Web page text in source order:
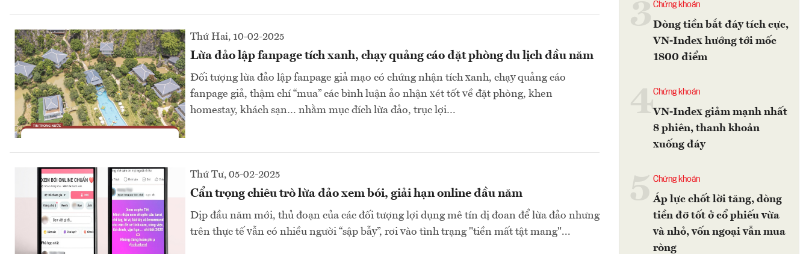
Thứ Hai, 10-02-2025
Lừa đảo lập fanpage tích xanh, chạy quảng cáo đặt phòng du lịch đầu năm
Đối tượng lừa đảo lập fanpage giả mạo có chứng nhận tích xanh, chạy quảng cáo
fanpage giả, thậm chí “mua” các bình luận ảo nhận xét tốt về đặt phòng, khen
homestay, khách sạn… nhằm mục đích lừa đảo, trục lợi…
Thứ Tư, 05-02-2025
Cẩn trọng chiêu trò lừa đảo xem bói, giải hạn online đầu năm
Dịp đầu năm mới, thủ đoạn của các đối tượng lợi dụng mê tín dị đoan để lừa đảo nhưng
trên thực tế vẫn có nhiều người “sập bẫy”, rơi vào tình trạng "tiền mất tật mang"...
Chứng khoán
Dòng tiền bắt đáy tích cực,
VN-Index hướng tới mốc
1800 điểm
4Chứng khoán
VN-Index giảm mạnh nhất
8 phiên, thanh khoản
xuống đáy
Chứng khoán
Áp lực chốt lời tăng, dòng
tiền đỡ tốt ở cổ phiếu vừa
và nhỏ, vốn ngoại vẫn mua
ròng